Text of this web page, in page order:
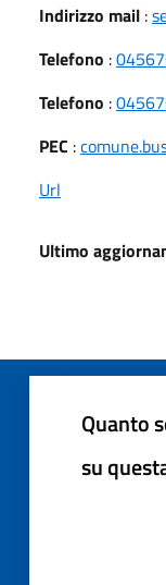
Indirizzo mail :
Telefono :
Telefono :
PEC :
Url
Ultimo
Quanto
su